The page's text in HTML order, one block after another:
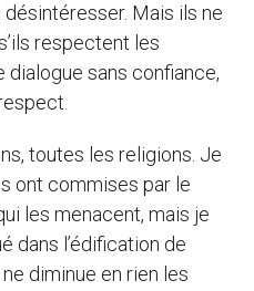
désintéresser. Mais ils ne
respectent les
dialogue sans confiance,
toutes les religions. Je
ont commises par le
les menacent, mais je
dans l’édification de
diminue en rien les